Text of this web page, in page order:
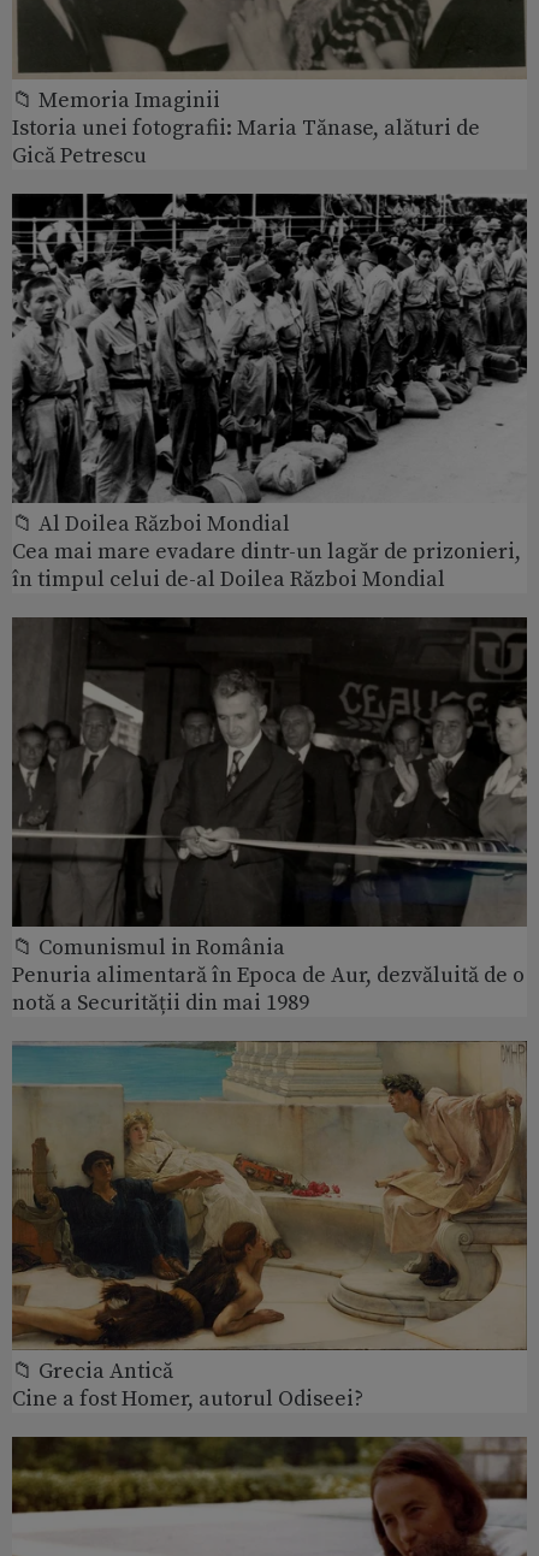
📁 Memoria Imaginii
Istoria unei fotografii: Maria Tănase, alături de
Gică Petrescu
📁 Al Doilea Război Mondial
Cea mai mare evadare dintr-un lagăr de prizonieri,
în timpul celui de-al Doilea Război Mondial
📁 Comunismul in România
Penuria alimentară în Epoca de Aur, dezvăluită de o
notă a Securității din mai 1989
📁 Grecia Antică
Cine a fost Homer, autorul Odiseei?